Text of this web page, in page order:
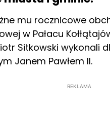
mu rocznicowe
w Pałacu
Sitkowski wykonali
Janem Pawłem II.
REKLAMA